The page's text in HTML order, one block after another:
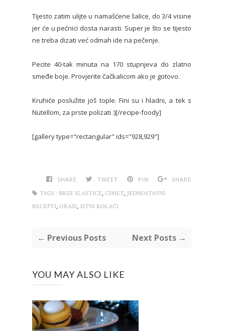
Tijesto zatim ulijte u namašćene šalice, do 3/4 visine
jer će u pećnici dosta narasti. Super je što se tijesto
ne treba dizati već odmah ide na pečenje.
Pecite 40-tak minuta na 170 stupnjeva do zlatno
smeđe boje. Provjerite čačkalicom ako je gotovo.
Kruhiće poslužite još tople. Fini su i hladni, a tek s
Nutellom, za prste polizati :)[/recipe-foody]
[gallery type="rectangular" ids="928,929"]
SHARE TWEET PIN
SHARE
TAGS : BRZE SLASTICE, CIMET, JEDNOSTAVNI
RECEPTI, ORASI, SITNI KOLAČI
← Previous Posts Next Posts →
YOU MAY ALSO LIKE